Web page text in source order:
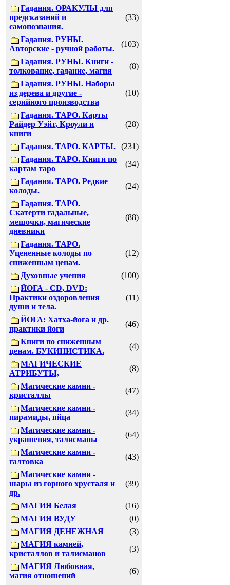
Гадания. ОРАКУЛЫ для
предсказаний и
самопознания.
(33)
Гадания. РУНЫ.
Авторские - ручной работы.
(103)
Гадания. РУНЫ. Книги -
толкование, гадание, магия
(8)
Гадания. РУНЫ. Наборы
из дерева и другие -
серийного производства
(10)
Гадания. ТАРО. Карты
Райдер Уэйт, Кроули и
книги
(28)
Гадания. ТАРО. КАРТЫ.
(231)
Гадания. ТАРО. Книги по
картам таро
(34)
Гадания. ТАРО. Редкие
колоды.
(24)
Гадания. ТАРО.
Скатерти гадальные,
мешочки, магические
дневники
(88)
Гадания. ТАРО.
Уцененные колоды по
сниженным ценам.
(12)
Духовные учения
(100)
ЙОГА - CD, DVD:
Практики оздоровления
души и тела.
(11)
ЙОГА: Хатха-йога и др.
практики йоги
(46)
Книги по сниженным
ценам. БУКИНИСТИКА.
(4)
МАГИЧЕСКИЕ
АТРИБУТЫ,
(8)
Магические камни -
кристаллы
(47)
Магические камни -
пирамиды, яйца
(34)
Магические камни -
украшения, талисманы
(64)
Магические камни -
галтовка
(43)
Магические камни -
шары из горного хрусталя и
др.
(39)
МАГИЯ Белая
(16)
МАГИЯ ВУДУ
(0)
МАГИЯ ДЕНЕЖНАЯ
(3)
МАГИЯ камней,
кристаллов и талисманов
(3)
МАГИЯ Любовная,
магия отношений
(6)